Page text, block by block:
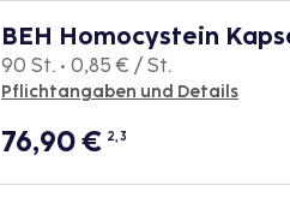
BEH Homocystein
90 St. • 0,85 € / St.
Pflichtangaben und Details
76,90€ 2, 3